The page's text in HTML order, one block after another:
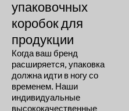
упаковочных
коробок для
продукции
Когда ваш бренд
расширяется, упаковка
должна идти в ногу со
временем. Наши
индивидуальные
высококачественные